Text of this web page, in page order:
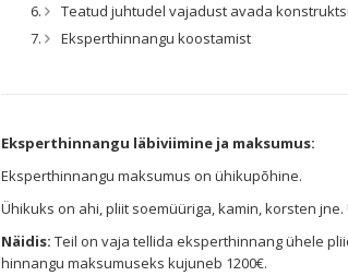
Teatud juhtudel vajadust avada
Eksperthinnangu koostamist
Eksperthinnangu läbiviimine ja maksumus:
Eksperthinnangu maksumus on ühikupõhine.
Ühikuks on ahi, pliit soemüüriga, kamin, korsten
Näidis: Teil on vaja tellida eksperthinnang ühele
hinnangu maksumuseks kujuneb 1200€.